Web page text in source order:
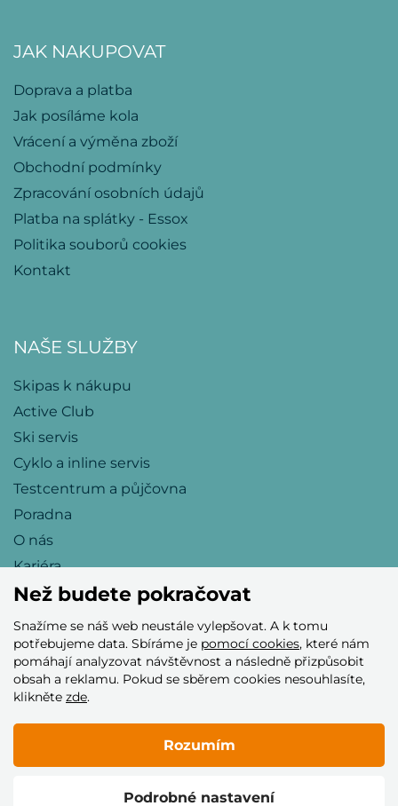
JAK NAKUPOVAT
Doprava a platba
Jak posíláme kola
Vrácení a výměna zboží
Obchodní podmínky
Zpracování osobních údajů
Platba na splátky - Essox
Politika souborů cookies
Kontakt
NAŠE SLUŽBY
Skipas k nákupu
Active Club
Ski servis
Cyklo a inline servis
Testcentrum a půjčovna
Poradna
O nás
Kariéra
Přijímáme tyto platební karty
© 2005–2026 Helia Trade s.r.o.
Než budete pokračovat
Snažíme se náš web neustále vylepšovat. A k tomu
potřebujeme data. Sbíráme je pomocí cookies, které nám
pomáhají analyzovat návštěvnost a následně přizpůsobit
obsah a reklamu. Pokud se sběrem cookies nesouhlasíte,
klikněte zde.
Podrobné nastavení
Rozumím